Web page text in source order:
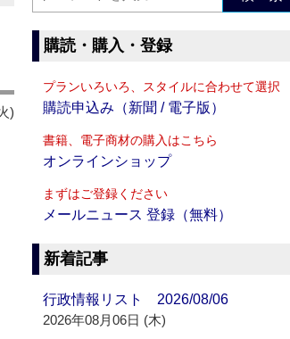
)
購読・購入・登録
プランいろいろ、スタイルに合わせて選択
購読申込み（新聞 / 電子版）
書籍、電子商材の購入はこちら
オンラインショップ
まずはご登録ください
メールニュース 登録（無料）
新着記事
行政情報リスト 2026/08/06
2026年08月06日 (木)